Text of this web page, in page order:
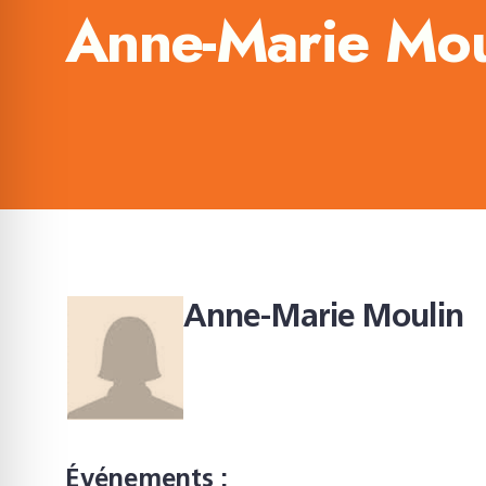
Anne-Marie
Anne-Marie Moulin
Événements :